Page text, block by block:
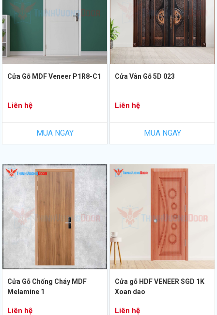
Cửa Gỗ MDF Veneer P1R8-C1
Liên hệ
MUA NGAY
Cửa Vân Gỗ 5D 023
Liên hệ
MUA NGAY
Cửa Gỗ Chống Cháy MDF
Melamine 1
Liên hệ
Cửa gỗ HDF VENEER SGD 1K
Xoan dao
Liên hệ